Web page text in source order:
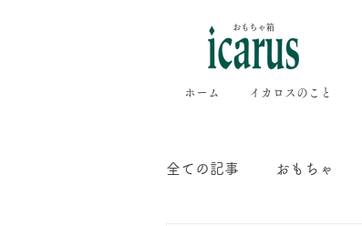
ホーム イカロスのこと
全ての記事 おもちゃ